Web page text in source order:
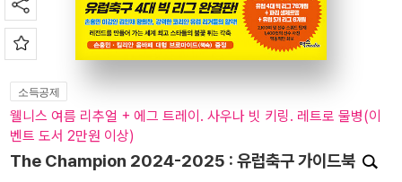
소득공제
웰니스 여름 리추얼 + 에그 트레이. 사우나 빗 키링. 레트로 물병(이
벤트 도서 2만원 이상)
The Champion 2024-2025 : 유럽축구 가이드북